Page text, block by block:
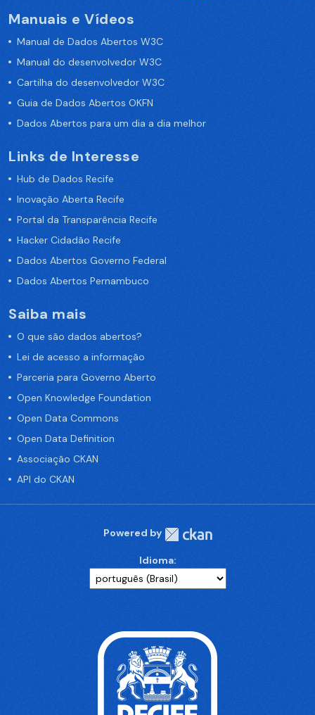
Manuais e Vídeos
Manual de Dados Abertos W3C
Manual do desenvolvedor W3C
Cartilha do desenvolvedor W3C
Guia de Dados Abertos OKFN
Dados Abertos para um dia a dia melhor
Links de Interesse
Hub de Dados Recife
Inovação Aberta Recife
Portal da Transparência Recife
Hacker Cidadão Recife
Dados Abertos Governo Federal
Dados Abertos Pernambuco
Saiba mais
O que são dados abertos?
Lei de acesso a informação
Parceria para Governo Aberto
Open Knowledge Foundation
Open Data Commons
Open Data Definition
Associação CKAN
API do CKAN
Powered by
Idioma